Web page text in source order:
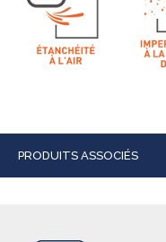
PRODUITS ASSOCIÉS